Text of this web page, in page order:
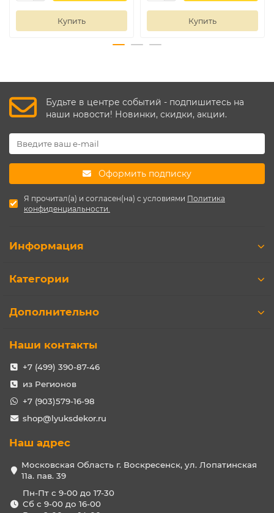
Купить Купить
Будьте в центре событий - подпишитесь на
наши новости! Новинки, скидки, акции.
Оформить подписку
Я прочитал(а) и согласен(на) с условиями Политика
конфиденциальности.
Информация
Категории
Дополнительно
Наши контакты
+7 (499) 390-87-46
из Регионов
+7 (903)579-16-98
shop@lyuksdekor.ru
Наш адрес
Московская Область г. Воскресенск, ул. Лопатинская
11а. пав. 39
Пн-Пт с 9-00 до 17-30
Сб с 9-00 до 16-00